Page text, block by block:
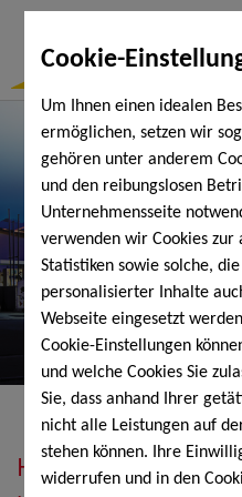
Cookie-
Um Ihnen einen idealen
ermöglichen, setzen wir
gehören unter anderem
und den reibungslosen
Unternehmensseite
verwenden wir Cookies zur
Statistiken sowie solche,
personalisierter Inhalte
Webseite eingesetzt
Cookie-Einstellungen
und welche Cookies Sie
Sie, dass anhand Ihrer
nicht alle Leistungen auf
stehen können. Ihre
widerrufen und in den
Heizöl, Diesel,